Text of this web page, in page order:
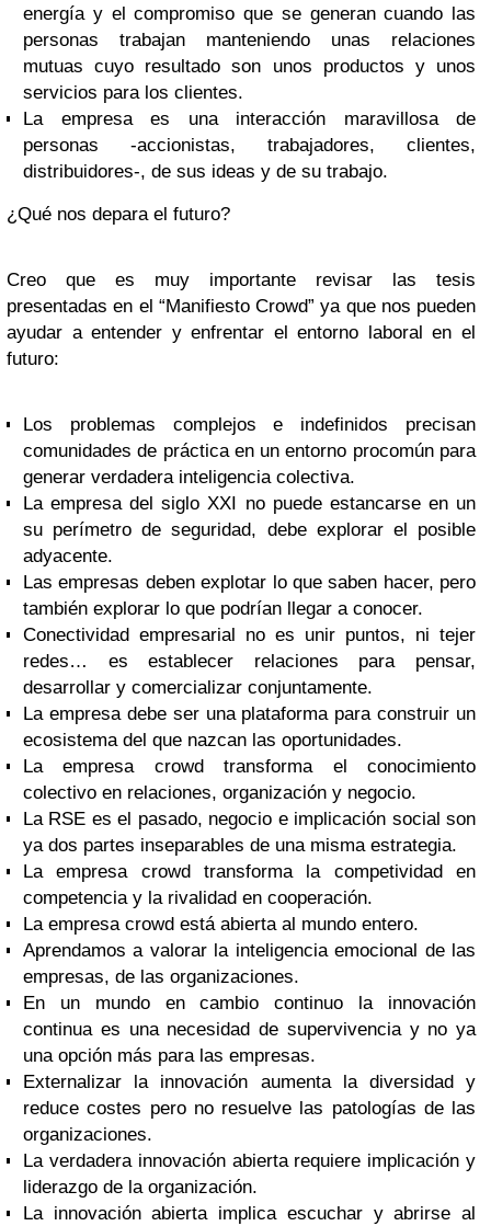
energía y el compromiso que se generan cuando las
personas trabajan manteniendo unas relaciones
mutuas cuyo resultado son unos productos y unos
servicios para los clientes.
La empresa es una interacción maravillosa de
personas -accionistas, trabajadores, clientes,
distribuidores-, de sus ideas y de su trabajo.
¿Qué nos depara el futuro?
Creo que es muy importante revisar las tesis
presentadas en el “Manifiesto Crowd” ya que nos pueden
ayudar a entender y enfrentar el entorno laboral en el
futuro:
Los problemas complejos e indefinidos precisan
comunidades de práctica en un entorno procomún para
generar verdadera inteligencia colectiva.
La empresa del siglo XXI no puede estancarse en un
su perímetro de seguridad, debe explorar el posible
adyacente.
Las empresas deben explotar lo que saben hacer, pero
también explorar lo que podrían llegar a conocer.
Conectividad empresarial no es unir puntos, ni tejer
redes… es establecer relaciones para pensar,
desarrollar y comercializar conjuntamente.
La empresa debe ser una plataforma para construir un
ecosistema del que nazcan las oportunidades.
La empresa crowd transforma el conocimiento
colectivo en relaciones, organización y negocio.
La RSE es el pasado, negocio e implicación social son
ya dos partes inseparables de una misma estrategia.
La empresa crowd transforma la competividad en
competencia y la rivalidad en cooperación.
La empresa crowd está abierta al mundo entero.
Aprendamos a valorar la inteligencia emocional de las
empresas, de las organizaciones.
En un mundo en cambio continuo la innovación
continua es una necesidad de supervivencia y no ya
una opción más para las empresas.
Externalizar la innovación aumenta la diversidad y
reduce costes pero no resuelve las patologías de las
organizaciones.
La verdadera innovación abierta requiere implicación y
liderazgo de la organización.
La innovación abierta implica escuchar y abrirse al